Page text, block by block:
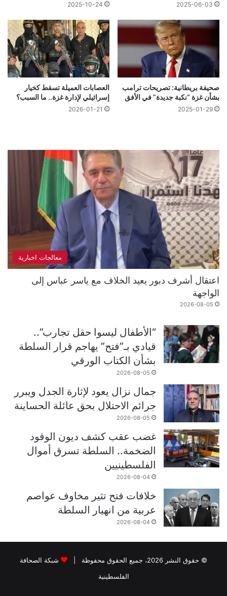
2025-06-03
2025-10-24
صحيفة بريطانية: تصريحات ترامب
بشأن غزة “نكبة جديدة” في الأفق
2025-01-29
العصابات العميلة تسقط كخيار
إسرائيلي لإدارة غزة.. ما السبب؟
2026-01-21
معالجات اخبارية
اعتقال أشرف دبور يعيد الخلاف مع ياسر عباس إلى
الواجهة
2026-08-05
“الأطفال ليسوا حقل تجارب”..
قيادي بـ”فتح” يهاجم قرار السلطة
بشأن الكتاب الورقي
2026-08-05
جمال نزال يعود لإثارة الجدل ويبرر
جرائم الاحتلال بحق عائلة الحساينة
2026-08-05
غضب عقب كشف ديون الوقود
الضخمة.. السلطة تسرق أموال
الفلسطينيين
2026-08-04
خلافات فتح تثير مخاوف عواصم
عربية من انهيار السلطة
2026-08-04
© حقوق النشر 2026، جميع الحقوق محفوظة |
شبكة الصحافة
الفلسطينية